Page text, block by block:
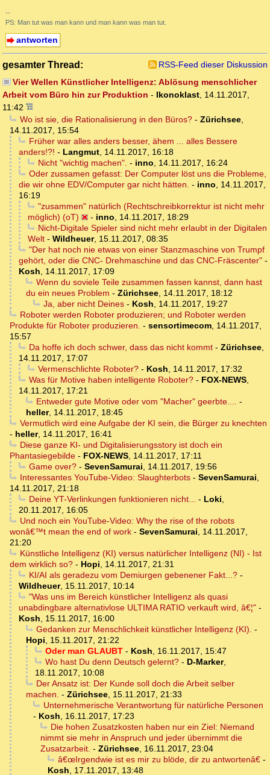
--
PS: Man tut was man kann und man kann was man tut.
antworten
gesamter Thread:
RSS-Feed dieser Diskussion
Vier Wellen Künstlicher Intelligenz: Ablösung menschlicher
Arbeit vom Büro hin zur Produktion - Ikonoklast, 14.11.2017,
11:42
Wo ist sie, die Rationalisierung in den Büros?- Zürichsee,
14.11.2017, 15:54
Früher war alles anders besser, ähem ... alles Bessere
anders!?! - Langmut, 14.11.2017, 16:18
Nicht "wichtig machen". - inno, 14.11.2017, 16:24
Oder zussamen gefasst: Der Computer löst uns die Probleme,
die wir ohne EDV/Computer gar nicht hätten. - inno, 14.11.2017,
16:19
"zusammen" natürlich (Rechtschreibkorrektur ist nicht mehr
möglich) (oT)
- inno, 14.11.2017, 18:29
Nicht-Digitale Spieler sind nicht mehr erlaubt in der Digitalen
Welt - Wildheuer, 15.11.2017, 08:35
"Der hat noch nie etwas von einer Stanzmaschine von Trumpf
gehört, oder die CNC- Drehmaschine und das CNC-Fräscenter" -
Kosh, 14.11.2017, 17:09
Wenn du soviele Teile zusammen fassen kannst, dann hast
du ein neues Problem - Zürichsee, 14.11.2017, 18:12
Ja, aber nicht Deines- Kosh, 14.11.2017, 19:27
Roboter werden Roboter produzieren; und Roboter werden
Produkte für Roboter produzieren. - sensortimecom, 14.11.2017,
15:57
Da hoffe ich doch schwer, dass das nicht kommt- Zürichsee,
14.11.2017, 17:07
Vermenschlichte Roboter?- Kosh, 14.11.2017, 17:32
Was für Motive haben intelligente Roboter?- FOX-NEWS,
14.11.2017, 17:21
Entweder gute Motive oder vom "Macher" geerbte.... -
heller, 14.11.2017, 18:45
Vermutlich wird eine Aufgabe der KI sein, die Bürger zu knechten
- heller, 14.11.2017, 16:41
Diese ganze KI- und Digitalisierungsstory ist doch ein
Phantasiegebilde - FOX-NEWS, 14.11.2017, 17:11
Game over?- SevenSamurai, 14.11.2017, 19:56
Interessantes YouTube-Video: Slaughterbots- SevenSamurai,
14.11.2017, 21:18
Deine YT-Verlinkungen funktionieren nicht... - Loki,
20.11.2017, 16:05
Und noch ein YouTube-Video: Why the rise of the robots
wonâ€™t mean the end of work - SevenSamurai, 14.11.2017,
21:20
Künstliche Intelligenz (KI) versus natürlicher Intelligenz (NI) - Ist
dem wirklich so? - Hopi, 14.11.2017, 21:31
KI/AI als geradezu vom Demiurgen gebenener Fakt...?-
Wildheuer, 15.11.2017, 10:14
"Was uns im Bereich künstlicher Intelligenz als quasi
unabdingbare alternativlose ULTIMA RATIO verkauft wird, â€¦" -
Kosh, 15.11.2017, 16:00
Gedanken zur Menschlichkeit künstlicher Intelligenz (KI). -
Hopi, 15.11.2017, 21:22
Oder man GLAUBT- Kosh, 16.11.2017, 15:47
Wo hast Du denn Deutsch gelernt?- D-Marker,
18.11.2017, 10:08
Der Ansatz ist: Der Kunde soll doch die Arbeit selber
machen. - Zürichsee, 15.11.2017, 21:33
Unternehmerische Verantwortung für natürliche Personen
- Kosh, 16.11.2017, 17:23
Die hohen Zusatzkosten haben nur ein Ziel: Niemand
nimmt sie mehr in Anspruch und jeder übernimmt die
Zusatzarbeit. - Zürichsee, 16.11.2017, 23:04
â€œIrgendwie ist es mir zu blöde, dir zu antwortenâ€-
Kosh, 17.11.2017, 13:48